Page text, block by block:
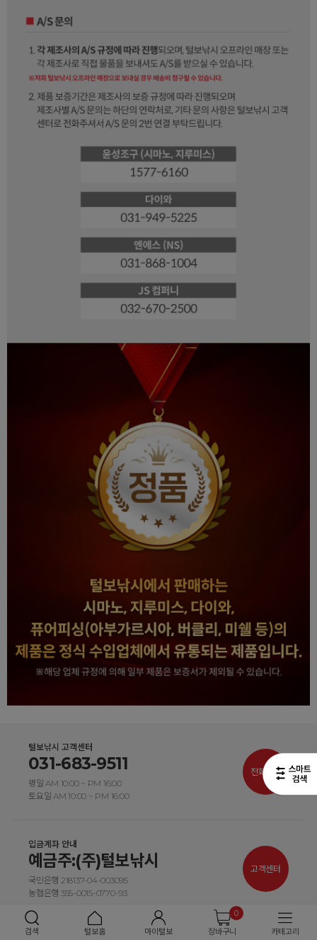
검색 털보홈 마이털보
0
장바구니
카테고리
털보낚시 고객센터
031-683-9511
평일 AM 10:00 ~ PM 16:00
토요일 AM 10:00 ~ PM 16:00
전화연결
입금계좌 안내
예금주:(주)털보낚시
국민은행 218137-04-003095
농협은행 355-0015-0770-93
고객센터